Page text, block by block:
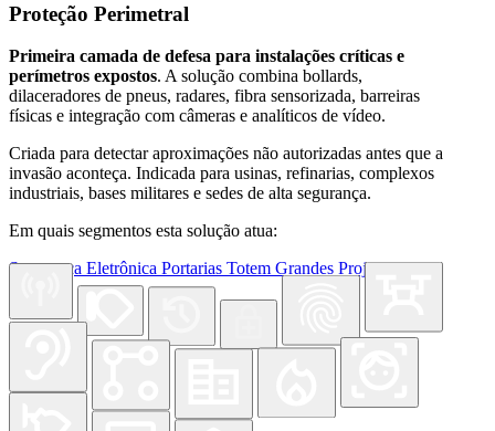
Proteção Perimetral
Primeira camada de defesa para instalações críticas e
perímetros expostos. A solução combina bollards,
dilaceradores de pneus, radares, fibra sensorizada, barreiras
físicas e integração com câmeras e analíticos de vídeo.
Criada para detectar aproximações não autorizadas antes que a
invasão aconteça. Indicada para usinas, refinarias, complexos
industriais, bases militares e sedes de alta segurança.
Em quais segmentos esta solução atua:
Segurança Eletrônica Portarias Totem Grandes Projetos